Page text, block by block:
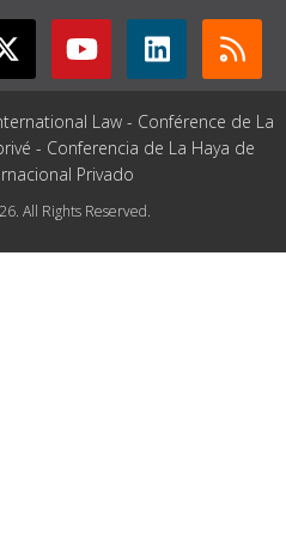
Law - Conférence de La
- Conferencia de La Haya de
Privado
All Rights Reserved.